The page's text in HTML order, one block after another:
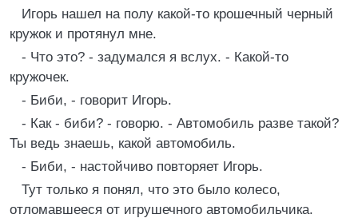
Игорь нашел на полу какой-то крошечный черный
кружок и протянул мне.
- Что это? - задумался я вслух. - Какой-то
кружочек.
- Биби, - говорит Игорь.
- Как - биби? - говорю. - Автомобиль разве такой?
Ты ведь знаешь, какой автомобиль.
- Биби, - настойчиво повторяет Игорь.
Тут только я понял, что это было колесо,
отломавшееся от игрушечного автомобильчика.